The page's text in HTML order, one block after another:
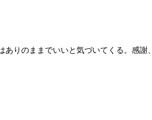
りのままでいいと気づいてくる。感